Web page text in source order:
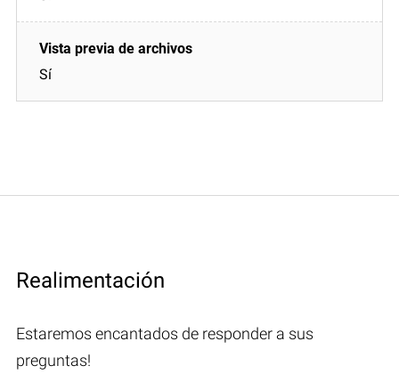
Sí
Realimentación
Estaremos encantados de responder a sus
preguntas!